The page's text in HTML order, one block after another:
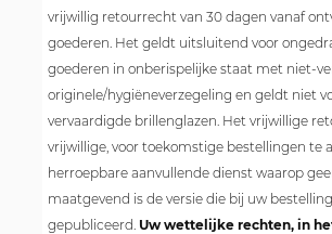
vrijwillig retourrecht van 30 dagen vanaf
goederen. Het geldt uitsluitend voor
goederen in onberispelijke staat met niet-
originele/hygiëneverzegeling en geldt niet
vervaardigde brillenglazen. Het vrijwillige
vrijwillige, voor toekomstige bestellingen te
herroepbare aanvullende dienst waarop
maatgevend is de versie die bij uw
gepubliceerd. Uw wettelijke rechten, in